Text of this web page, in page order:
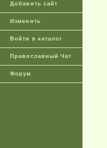
Добавить сайт
Изменить
Войти в каталог
Православный Чат
Форум